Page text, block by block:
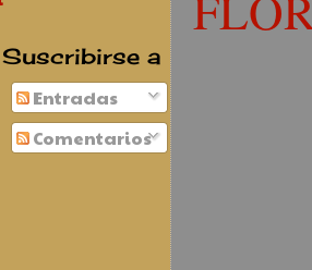
Suscribirse a
Entradas
Comentarios